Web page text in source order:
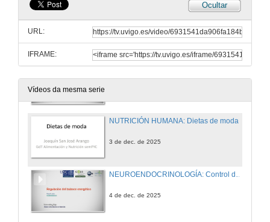
Ocultar
URL:
IFRAME:
Vídeos da mesma serie
ENDOCRINOLOGÍA BÁSICA Y CLÍNICA: Eje Tiroideo. Hipertiroidismo. Masas Tiroideas
28 de nov. de 2025
NEUROENDOCRINOLOGÍA: Función reproductora y Nutrición
NUTRICIÓN HUMANA: Dietas de moda
3 de dec. de 2025
NEUROENDOCRINOLOGÍA: Control de la ingesta y regulación
4 de dec. de 2025